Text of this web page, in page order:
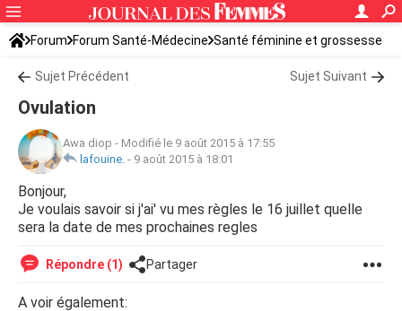
Forum Forum Santé-Médecine Santé féminine et grossesse
Ovulation
Sujet Précédent Sujet Suivant
Ovulation
Awa diop - Modifié le 9 août 2015 à 17:55
lafouine. - 9 août 2015 à 18:01
Bonjour,
Je voulais savoir si j'ai' vu mes règles le 16 juillet quelle
sera la date de mes prochaines regles
Répondre (1) Partager
A voir également: